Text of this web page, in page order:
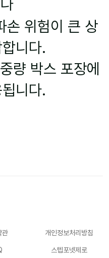
손 위험이 큰 상
니다.
량 박스 포장에
니다.
관 개인정보처리방침
스텝포넷제로